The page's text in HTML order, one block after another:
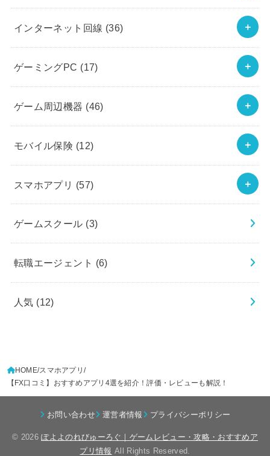
インターネット回線 (36)
ゲーミングPC (17)
ゲーム周辺機器 (46)
モバイル保険 (12)
スマホアプリ (57)
ゲームスクール (3)
転職エージェント (6)
人気 (12)
HOME スマホアプリ
【FX口コミ】おすすめアプリ4選を紹介！評価・レビューも解説！
お問い合わせ 運営者情報 プライバシーポリシー
© 2026ぽよよのれびゅーろぐ｜ゲームレビュー・攻略・おすすめア
プリ情報 All Rights Reserved.